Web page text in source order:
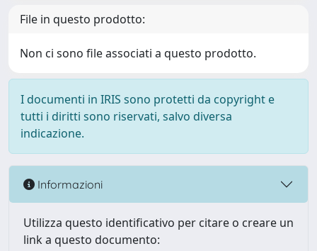
File in questo prodotto:
Non ci sono file associati a questo prodotto.
I documenti in IRIS sono protetti da copyright e
tutti i diritti sono riservati, salvo diversa
indicazione.
Informazioni
Utilizza questo identificativo per citare o creare un
link a questo documento: